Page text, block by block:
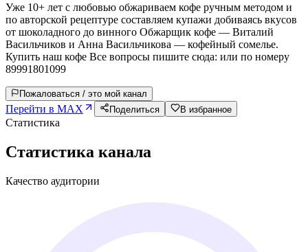
Уже 10+ лет с любовью обжариваем кофе ручным методом и
по авторской рецептуре составляем купажи добиваясь вкусов
от шоколадного до винного Обжарщик кофе — Виталий
Васильчиков и Анна Васильчикова — кофейный сомелье.
Купить наш кофе Все вопросы пишите сюда: или по номеру
89991801099
Пожаловаться / это мой канал
Перейти в MAX Поделиться В избранное
Статистика
Статистика канала
Качество аудитории